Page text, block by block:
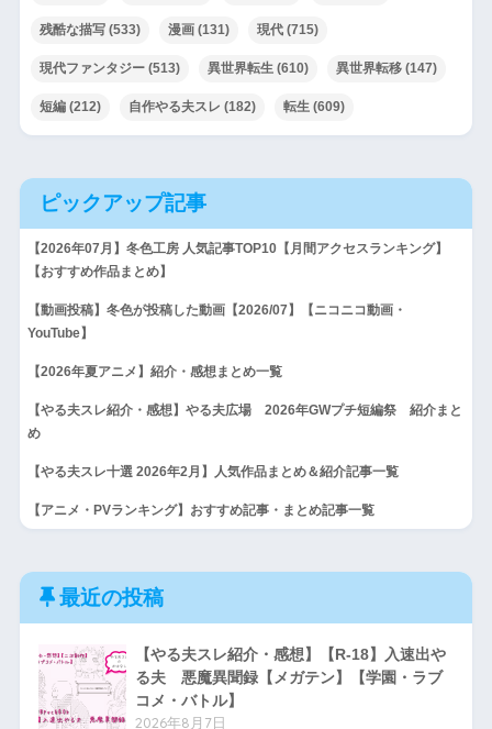
残酷な描写(533) 漫画(131) 現代(715)
現代ファンタジー(513) 異世界転生(610) 異世界転移(147)
短編(212) 自作やる夫スレ (182) 転生(609)
ピックアップ記事
【2026年07月】冬色工房 人気記事TOP10【月間アクセスランキング】
【おすすめ作品まとめ】
【動画投稿】冬色が投稿した動画【2026/07】【ニコニコ動画・
YouTube】
【2026年夏アニメ】紹介・感想まとめ一覧
【やる夫スレ紹介・感想】やる夫広場 2026年GWプチ短編祭 紹介まと
め
【やる夫スレ十選 2026年2月】人気作品まとめ＆紹介記事一覧
【アニメ・PVランキング】おすすめ記事・まとめ記事一覧
最近の投稿
【やる夫スレ紹介・感想】【R-18】入速出や
る夫 悪魔異聞録【メガテン】【学園・ラブ
コメ・バトル】
2026年8月7日